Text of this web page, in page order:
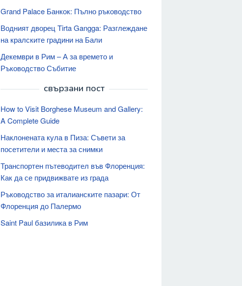
Grand Palace Банкок: Пълно ръководство
Водният дворец Tirta Gangga: Разглеждане
на кралските градини на Бали
Декември в Рим – А за времето и
Ръководство Събитие
свързани пост
How to Visit Borghese Museum and Gallery:
A Complete Guide
Наклонената кула в Пиза: Съвети за
посетители и места за снимки
Транспортен пътеводител във Флоренция:
Как да се придвижвате из града
Ръководство за италианските пазари: От
Флоренция до Палермо
Saint Paul базилика в Рим